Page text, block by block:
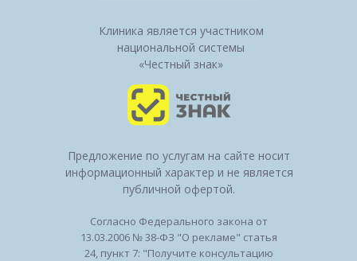
Клиника является участником
национальной системы
«Честный знак»
Предложение по услугам на сайте носит
информационный характер и не является
публичной офертой.
Согласно Федерального закона от
13.03.2006 № 38-ФЗ "О рекламе" статья
24, пункт 7: "Получите консультацию